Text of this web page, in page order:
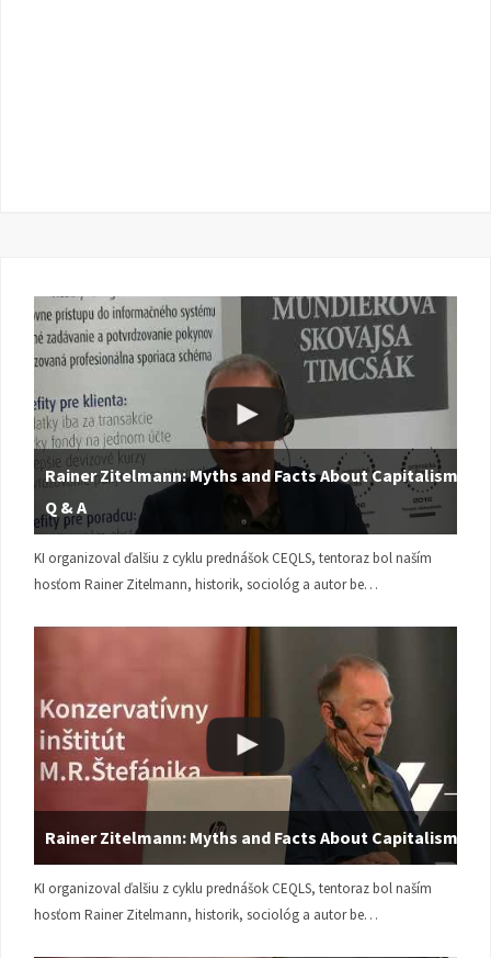
Rainer Zitelmann: Myths and Facts About Capitalism |
Q & A
KI organizoval ďalšiu z cyklu prednášok CEQLS, tentoraz bol naším
hosťom Rainer Zitelmann, historik, sociológ a autor be…
Rainer Zitelmann: Myths and Facts About Capitalism
KI organizoval ďalšiu z cyklu prednášok CEQLS, tentoraz bol naším
hosťom Rainer Zitelmann, historik, sociológ a autor be…